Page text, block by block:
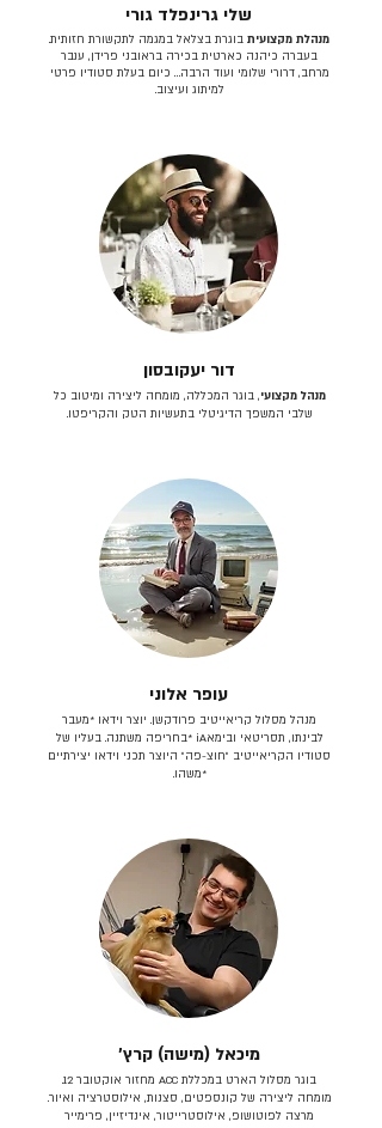
שלי גרינפלד גורי
מנהלת מקצועית בוגרת בצלאל במגמה לתקשורת חזותית.
בעברה כיהנה כארטית בכירה בראובני פרידן, ענבר
מרחב, דרורי שלומי ועוד הרבה… כיום בעלת סטודיו פרטי
למיתוג ועיצוב.
דור יעקובסון
מנהל מקצועי, בוגר המכללה, מומחה ליצירה ומיטוב כל
שלבי המשפך הדיגיטלי בתעשיות הטק והקריפטו.
עופר אלוני
מנהל מסלול קריאייטיב פרודקשן. יוצר וידאו *מעבר
לבינתו, תסריטאי וב​ימאiA‎ *בחריפה משתנה. בעליו של
סטודיו הקריאייטיב ״חוצ-פה״ היוצר תכני וידאו יצירתיים
*משהו.
מיכאל (מישה) קרץ׳
בוגר מסלול הארט במכללת ACC מחזור אוקטובר 12.
מומחה ליצירה של קונספטים, סצנות, אילוסטרציה ואיור.
מרצה לפוטושופ, אילוסטרייטור, אינדיזיין, פרימייר